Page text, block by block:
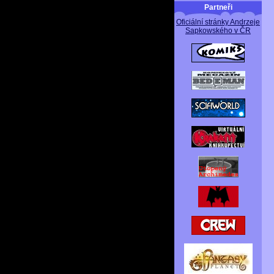
Partneři
Oficiální stránky Andrzeje
Sapkowského v ČR